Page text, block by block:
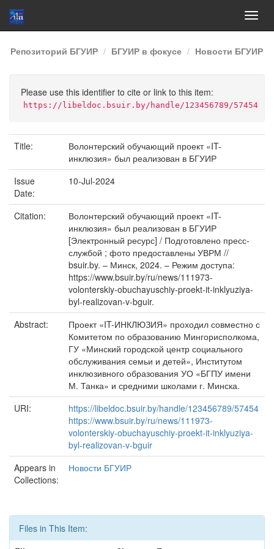
Skip
navigation
Репозиторий БГУИР БГУИР в фокусе Новости БГУИР
Please use this identifier to cite or link to this item:
https://libeldoc.bsuir.by/handle/123456789/57454
Title:
Волонтерский обучающий проект «IT-
инклюзия» был реализован в БГУИР
Issue
Date:
10-Jul-2024
Citation:
Волонтерский обучающий проект «IT-
инклюзия» был реализован в БГУИР
[Электронный ресурс] / Подготовлено пресс-
службой ; фото предоставлены УВРМ //
bsuir.by. – Минск, 2024. – Режим доступа:
https://www.bsuir.by/ru/news/111973-
volonterskiy-obuchayuschiy-proekt-it-inklyuziya-
byl-realizovan-v-bguir.
Abstract:
Проект «IT-ИНКЛЮЗИЯ» проходил совместно с
Комитетом по образованию Мингорисполкома,
ГУ «Минский городской центр социального
обслуживания семьи и детей», Институтом
инклюзивного образования УО «БГПУ имени
М. Танка» и средними школами г. Минска.
URI:
https://libeldoc.bsuir.by/handle/123456789/57454
https://www.bsuir.by/ru/news/111973-
volonterskiy-obuchayuschiy-proekt-it-inklyuziya-
byl-realizovan-v-bguir
Appears in
Collections:
Новости БГУИР
Files in This Item: